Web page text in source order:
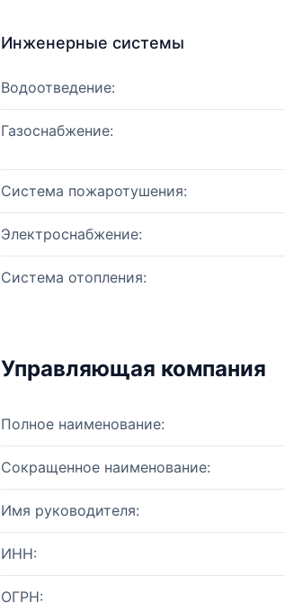
Инженерные системы
Водоотведение:
Газоснабжение:
Система пожаротушения:
Электроснабжение:
Система отопления:
Управляющая компания
Полное наименование:
Сокращенное наименование:
Имя руководителя:
ИНН:
ОГРН: